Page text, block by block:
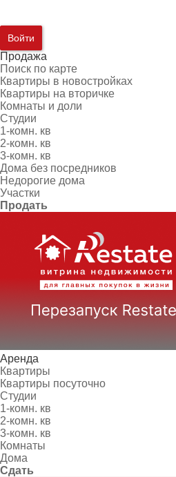
Войти
Продажа
Поиск по карте
Квартиры в новостройках
Квартиры на вторичке
Комнаты и доли
Студии
1-комн. кв
2-комн. кв
3-комн. кв
Дома без посредников
Недорогие дома
Участки
Продать
Аренда
Квартиры
Квартиры посуточно
Студии
1-комн. кв
2-комн. кв
3-комн. кв
Комнаты
Дома
Сдать